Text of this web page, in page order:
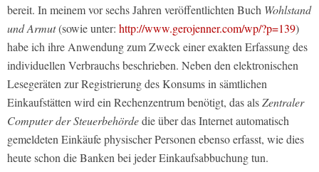
bereit. In meinem vor sechs Jahren veröffentlichten Buch Wohlstand
und Armut(sowie unter: http://www.gerojenner.com/wp/?p=139)
habe ich ihre Anwendung zum Zweck einer exakten Erfassung des
individuellen Verbrauchs beschrieben. Neben den elektronischen
Lesegeräten zur Registrierung des Konsums in sämtlichen
Einkaufstätten wird ein Rechenzentrum benötigt, das alsZentraler
Computer der Steuerbehördedie über das Internet automatisch
gemeldeten Einkäufe physischer Personen ebenso erfasst, wie dies
heute schon die Banken bei jeder Einkaufsabbuchung tun.